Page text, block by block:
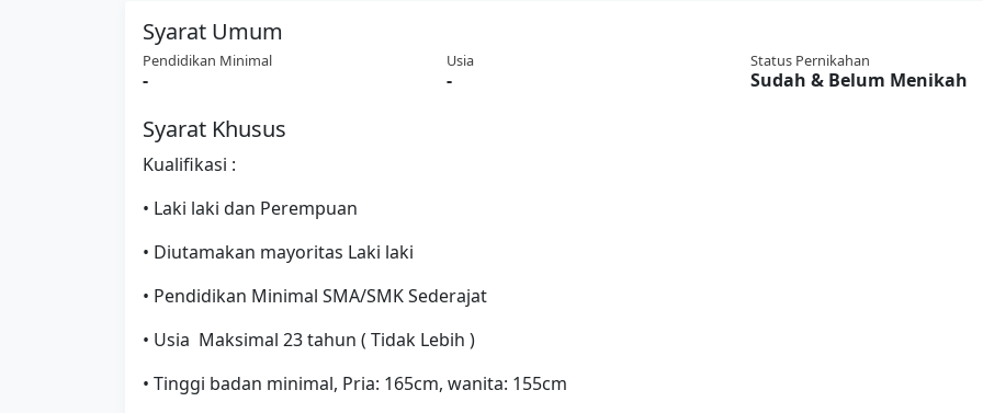
Syarat Umum
Pendidikan Minimal
-
Usia
-
Status Pernikahan
Sudah & Belum Menikah
Syarat Khusus
Kualifikasi :
• Laki laki dan Perempuan
• Diutamakan mayoritas Laki laki
• Pendidikan Minimal SMA/SMK Sederajat
• Usia Maksimal 23 tahun ( Tidak Lebih )
• Tinggi badan minimal, Pria: 165cm, wanita: 155cm